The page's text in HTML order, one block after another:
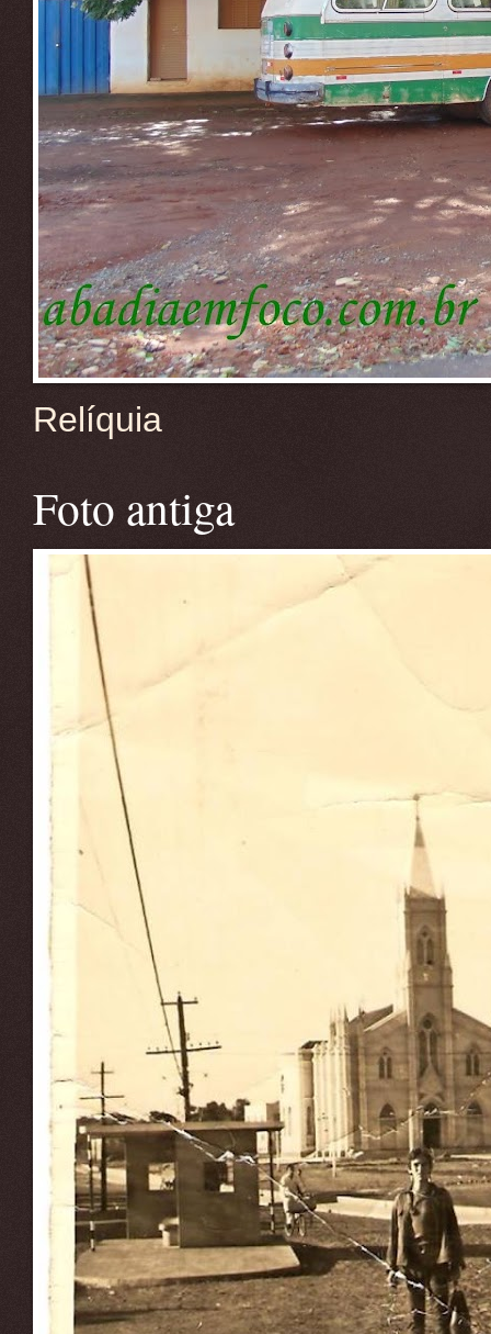
Relíquia
Foto antiga